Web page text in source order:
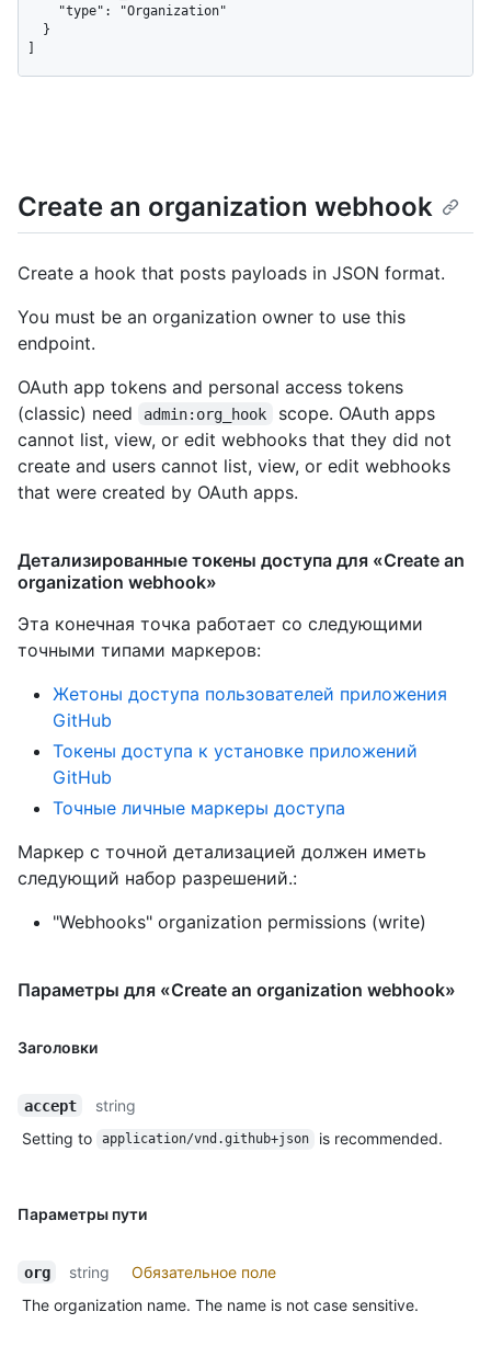
Create an organization webhook
Create a hook that posts payloads in JSON format.
You must be an organization owner to use this
endpoint.
OAuth app tokens and personal access tokens
(classic) need
admin:org_hook
scope. OAuth apps
cannot list, view, or edit webhooks that they did not
create and users cannot list, view, or edit webhooks
that were created by OAuth apps.
Детализированные токены доступа для «Create an
organization webhook»
Эта конечная точка работает со следующими
точными типами маркеров:
Жетоны доступа пользователей приложения
GitHub
Токены доступа к установке приложений
GitHub
Точные личные маркеры доступа
Маркер с точной детализацией должен иметь
следующий набор разрешений.:
"Webhooks" organization permissions (write)
Параметры для «Create an organization webhook»
Заголовки
accept
string
Setting to
application/vnd.github+json is recommended.
Параметры пути
org string
Обязательное поле
The organization name. The name is not case sensitive.